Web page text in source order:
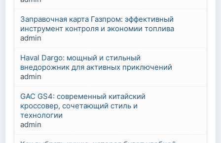
Заправочная карта Газпром: эффективный
инструмент контроля и экономии топлива
admin
Haval Dargo: мощный и стильный
внедорожник для активных приключений
admin
GAC GS4: современный китайский
кроссовер, сочетающий стиль и
технологии
admin